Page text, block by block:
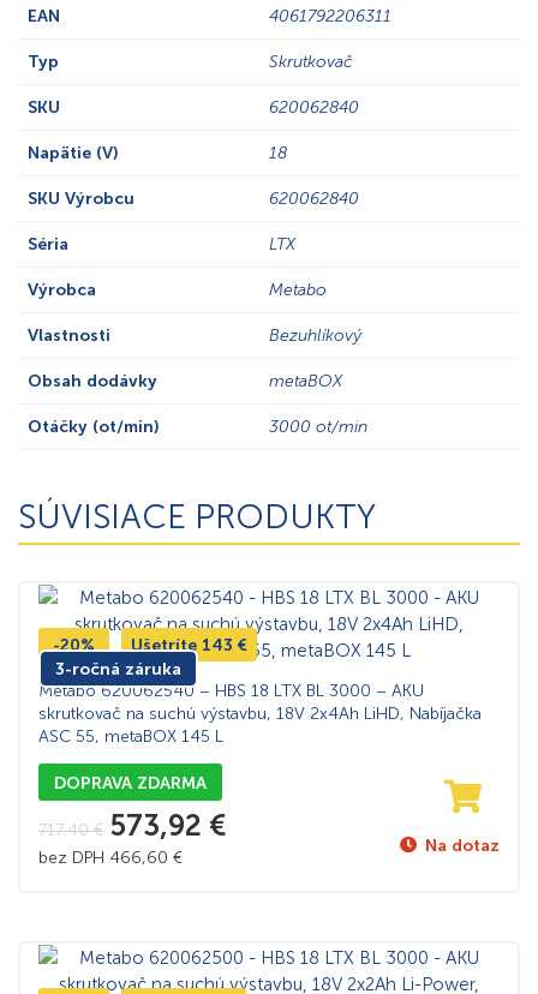
EAN 4061792206311
Typ Skrutkovač
SKU 620062840
Napätie (V) 18
SKU Výrobcu 620062840
Séria LTX
Výrobca Metabo
Vlastnosti Bezuhlíkový
Obsah dodávky metaBOX
Otáčky (ot/min) 3000 ot/min
SÚVISIACE PRODUKTY
3-ročná záruka
-20% Ušetríte 143 €
Metabo 620062540 – HBS 18 LTX BL 3000 – AKU
skrutkovač na suchú výstavbu, 18V 2x4Ah LiHD, Nabíjačka
ASC 55, metaBOX 145 L
DOPRAVA ZDARMA
717,40€ 573,92 €
bez DPH 466,60 €
Na dotaz